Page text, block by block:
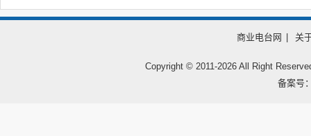
商业电台网 关
Copyright © 2011-2026 All Right
备案号